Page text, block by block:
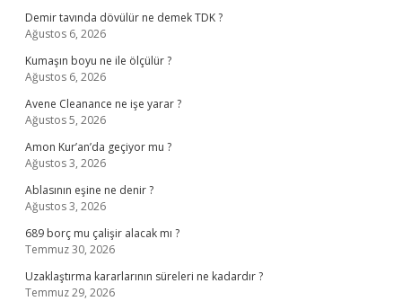
Demir tavında dövülür ne demek TDK ?
Ağustos 6, 2026
Kumaşın boyu ne ile ölçülür ?
Ağustos 6, 2026
Avene Cleanance ne işe yarar ?
Ağustos 5, 2026
Amon Kur’an’da geçiyor mu ?
Ağustos 3, 2026
Ablasının eşine ne denir ?
Ağustos 3, 2026
689 borç mu çalişir alacak mı ?
Temmuz 30, 2026
Uzaklaştırma kararlarının süreleri ne kadardır ?
Temmuz 29, 2026